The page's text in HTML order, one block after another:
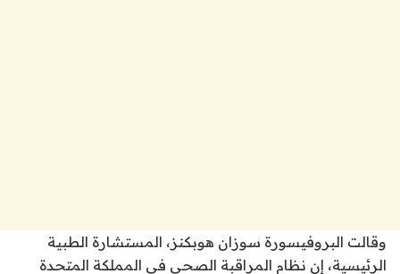
وقالت البروفيسورة سوزان هوبكنز، المستشارة الطبية
الرئيسية، إن نظام المراقبة الصحي في المملكة المتحدة